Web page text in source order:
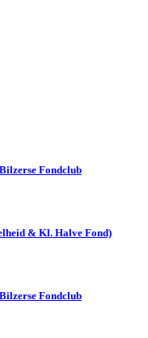
Fondclub
& Kl. Halve Fond)
Fondclub